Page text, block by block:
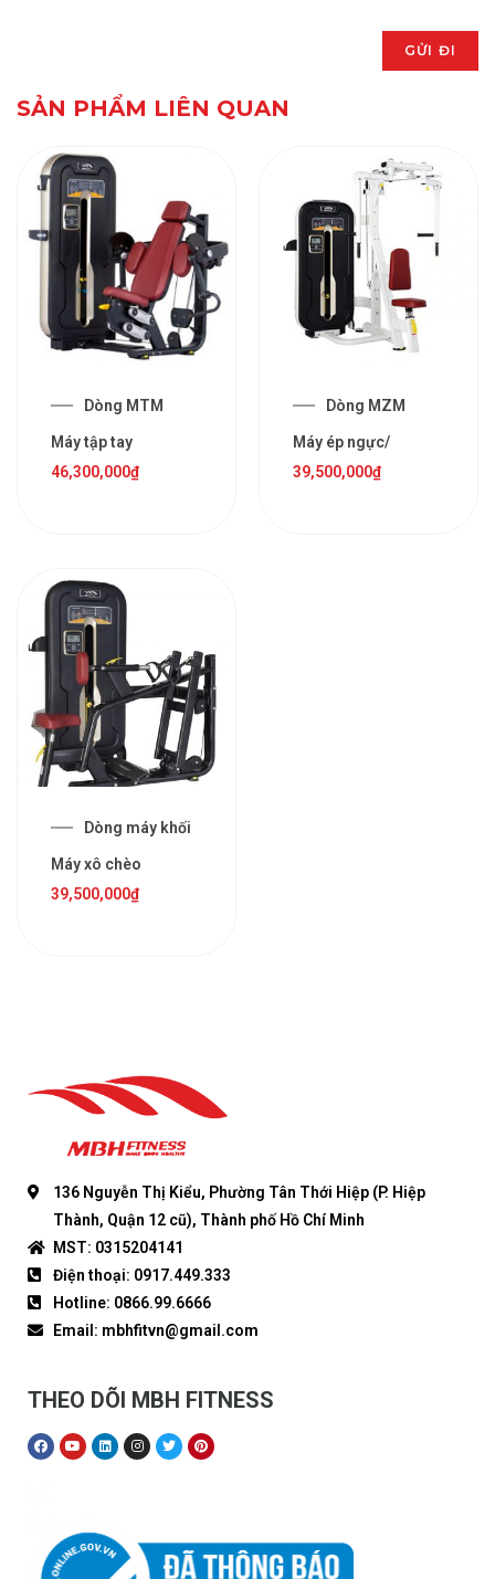
SẢN PHẨM LIÊN QUAN
Dòng MTM
Máy tập tay
46,300,000₫
Dòng MZM
Máy ép ngực/
39,500,000₫
Dòng máy khối
Máy xô chèo
39,500,000₫
136 Nguyễn Thị Kiểu, Phường Tân Thới Hiệp (P. Hiệp
Thành, Quận 12 cũ), Thành phố Hồ Chí Minh
MST: 0315204141
Điện thoại: 0917.449.333
Hotline: 0866.99.6666
Email: mbhfitvn@gmail.com
THEO DÕI MBH FITNESS